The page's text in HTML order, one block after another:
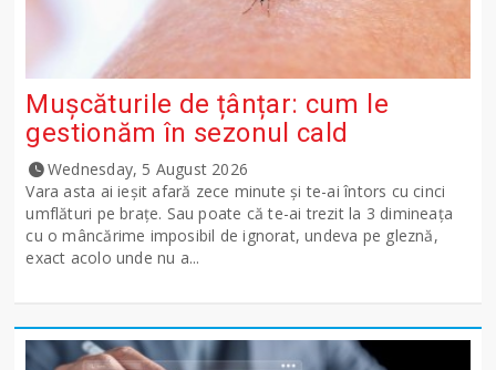
Mușcăturile de țânțar: cum le
gestionăm în sezonul cald
Wednesday, 5 August 2026
Vara asta ai ieșit afară zece minute și te-ai întors cu cinci
umflături pe brațe. Sau poate că te-ai trezit la 3 dimineața
cu o mâncărime imposibil de ignorat, undeva pe gleznă,
exact acolo unde nu a...